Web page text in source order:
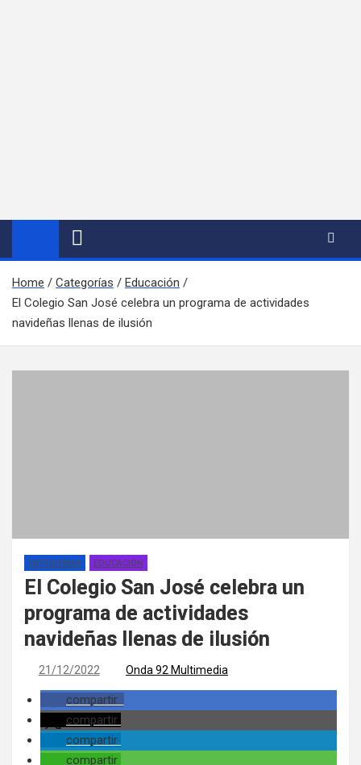
Home Categorías
Educación
El Colegio San José celebra un programa de actividades
navideñas llenas de ilusión
CATEGORÍAS EDUCACIÓN
El Colegio San José celebra un
programa de actividades
navideñas llenas de ilusión
21/12/2022 Onda 92 Multimedia
compartir
compartir
compartir
compartir